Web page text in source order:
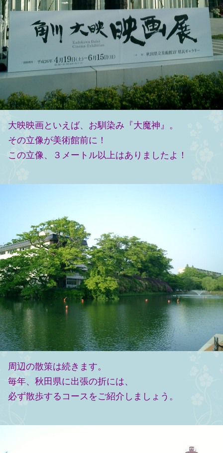
大映映画といえば、お馴染み『大魔神』。
その立像が美術館前に！
この立像、３メートル以上はありましたよ！
周辺の散策は続きます。
毎年、秋田県に出張の折には、
必ず散歩するコースをご紹介しましょう。